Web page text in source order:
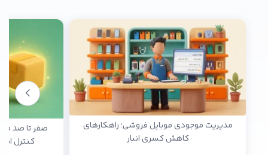
مدیریت موجودی موبایل فروشی؛ راهکارهای
کاهش کسری انبار
صفر تا صد
کنترل